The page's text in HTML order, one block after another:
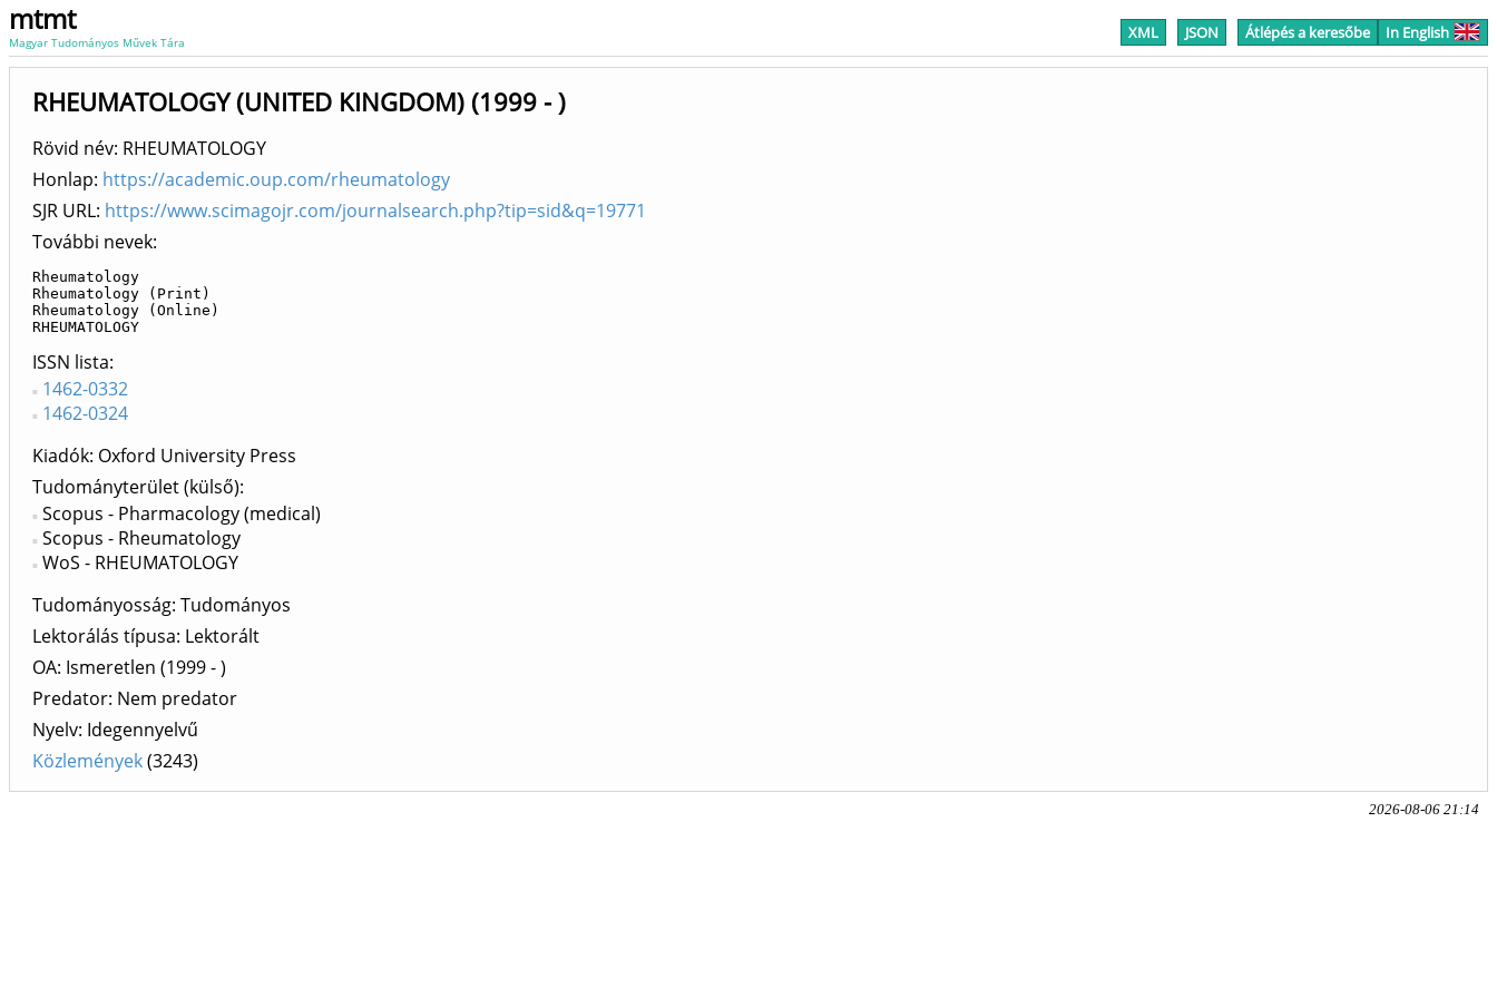
mtmt
Magyar Tudományos Művek Tára XML JSON Átlépés a keresőbe In English
RHEUMATOLOGY (UNITED KINGDOM) (1999 - )
Rövid név: RHEUMATOLOGY
Honlap: https://academic.oup.com/rheumatology
SJR URL: https://www.scimagojr.com/journalsearch.php?tip=sid&q=19771
További nevek:
Rheumatology
Rheumatology (Print)
Rheumatology (Online)
RHEUMATOLOGY
ISSN lista
1462-0332
1462-0324
Kiadók Oxford University Press
Tudományterület (külső)
Scopus - Pharmacology (medical)
Scopus - Rheumatology
WoS - RHEUMATOLOGY
Tudományosság: Tudományos
Lektorálás típusa: Lektorált
OA: Ismeretlen (1999 - )
Predator: Nem predator
Nyelv: Idegennyelvű
Közlemények(3243)
2026-08-06 21:14